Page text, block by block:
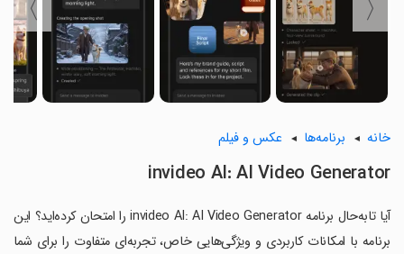
〈
〉
خانه برنامه‌ها عکس و فیلم
invideo AI: AI Video Generator
آیا تابه‌حال برنامه invideo AI: AI Video Generator را امتحان کرده‌اید؟ این
برنامه با امکانات کاربردی و ویژگی‌هایی خاص، تجربه‌ای متفاوت را برای شما